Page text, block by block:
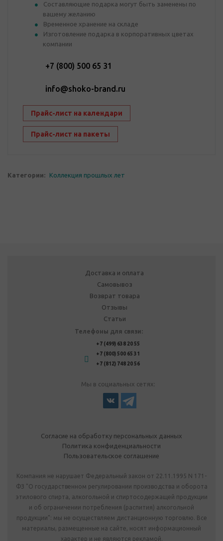
Составляющие подарка могут быть заменены по
вашему желанию
Временное хранение на складе
Изготовление подарка в корпоративных цветах
компании
+7 (800) 500 65 31
info@shoko-brand.ru
Прайс-лист на календари
Прайс-лист на пакеты
Категории: Коллекция прошлых лет
Доставка и оплата
Самовывоз
Возврат товара
Отзывы
Статьи
Телефоны для связи:
+7 (499) 638 20 55
+7 (800) 500 65 31
+7 (812) 748 20 56
Мы в социальных сетях:
Согласие на обработку персональных данных
Политика конфиденциальности
Пользовательское соглашение
Компания не нарушает Федеральный закон от 22.11.1995 N 171-
ФЗ "О государственном регулировании производства и оборота
этилового спирта, алкогольной и спиртосодержащей продукции
и об ограничении потребления (распития) алкогольной
продукции": мы не осуществляем дистанционную торговлю. Все
материалы, размещенные на сайте, носят информационный
характер и не являются рекламой.